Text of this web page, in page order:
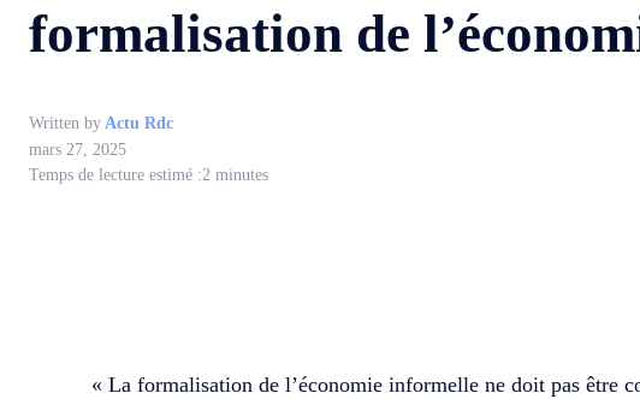
formalisation de
Written by Actu Rdc
mars 27, 2025
Temps de lecture estimé :2 minutes
« La formalisation de l’économie informelle ne doit pas être